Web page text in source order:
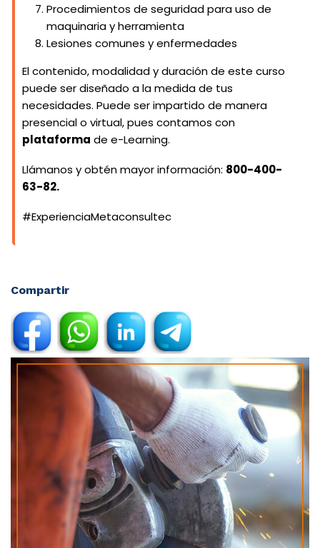
Procedimientos de seguridad para uso de
maquinaria y herramienta
Lesiones comunes y enfermedades
El contenido, modalidad y duración de este curso
puede ser diseñado a la medida de tus
necesidades. Puede ser impartido de manera
presencial o virtual, pues contamos con
plataforma de e-Learning.
Llámanos y obtén mayor información: 800-400-
63-82.
#ExperienciaMetaconsultec
Compartir